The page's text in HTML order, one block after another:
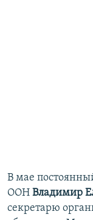
В мае
ООН Владимир
секретарю